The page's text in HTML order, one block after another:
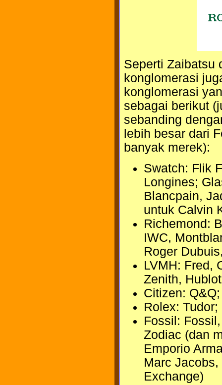
Seperti Zaibatsu
konglomerasi
konglomerasi
sebagai berikut
sebanding
lebih besar dari
banyak merek):
Swatch: Flik
Longines;
Blancpain,
untuk Calvin
Richemond:
IWC,
Roger
LVMH: Fred,
Zenith, Hublot
Citizen:
Rolex: Tudor;
Fossil:
Zodiac (dan
Emporio
Marc
Exchange)